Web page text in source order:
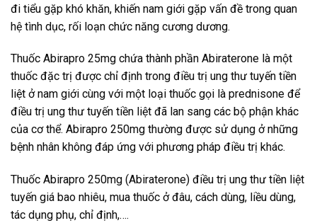
đi tiểu gặp khó khăn, khiến nam giới gặp vấn đề trong quan
hệ tình dục, rối loạn chức năng cương dương.
Thuốc Abirapro 25mg chứa thành phần Abiraterone là một
thuốc đặc trị được chỉ định trong điều trị ung thư tuyến tiền
liệt ở nam giới cùng với một loại thuốc gọi là prednisone để
điều trị ung thư tuyến tiền liệt đã lan sang các bộ phận khác
của cơ thể. Abirapro 250mg thường được sử dụng ở những
bệnh nhân không đáp ứng với phương pháp điều trị khác.
Thuốc Abirapro 250mg (Abiraterone) điều trị ung thư tiền liệt
tuyến giá bao nhiêu, mua thuốc ở đâu, cách dùng, liều dùng,
tác dụng phụ, chỉ định,….